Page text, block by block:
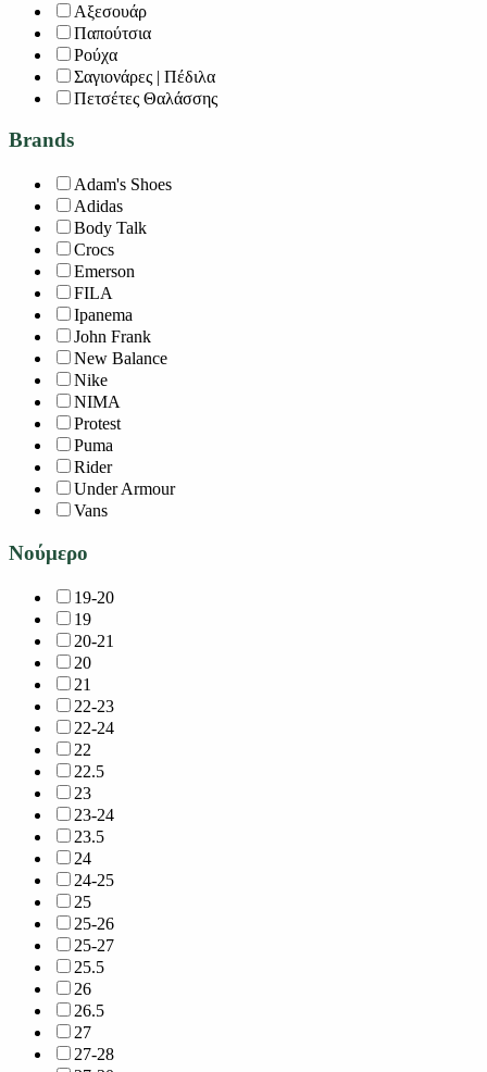
Αξεσουάρ
Παπούτσια
Ρούχα
Σαγιονάρες | Πέδιλα
Πετσέτες Θαλάσσης
Brands
Adam's Shoes
Adidas
Body Talk
Crocs
Emerson
FILA
Ipanema
John Frank
New Balance
Nike
NIMA
Protest
Puma
Rider
Under Armour
Vans
Νούμερο
19-20
19
20-21
20
21
22-23
22-24
22
22.5
23
23-24
23.5
24
24-25
25
25-26
25-27
25.5
26
26.5
27
27-28